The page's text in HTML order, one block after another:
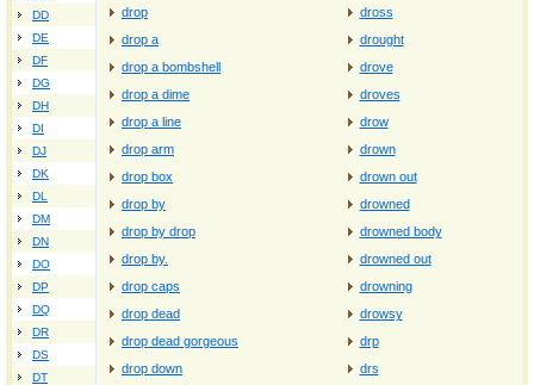
DD
DE
DF
DG
DH
DI
DJ
DK
DL
DM
DN
DO
DP
DQ
DR
DS
DT
drop
drop a
drop a bombshell
drop a dime
drop a line
drop arm
drop box
drop by
drop by drop
drop by.
drop caps
drop dead
drop dead gorgeous
drop down
dross
drought
drove
droves
drow
drown
drown out
drowned
drowned body
drowned out
drowning
drowsy
drp
drs